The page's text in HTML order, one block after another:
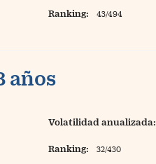
Ranking: 43/494
años
Volatilidad anualizada:
Ranking: 32/430